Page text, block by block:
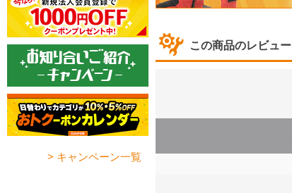
この商品のレビュー
> キャンペーン一覧